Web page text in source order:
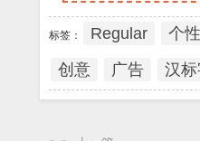
标签： Regular 个性
创意
广告 汉